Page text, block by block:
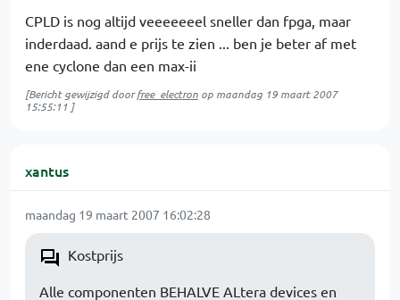
CPLD is nog altijd veeeeeeel sneller dan fpga, maar
inderdaad. aand e prijs te zien ... ben je beter af met
ene cyclone dan een max-ii
[Bericht gewijzigd doorfree_electron op maandag 19 maart 2007
15:55:11 ]
xantus
maandag 19 maart 2007 16:02:28
Kostprijs
Alle componenten BEHALVE ALtera devices en